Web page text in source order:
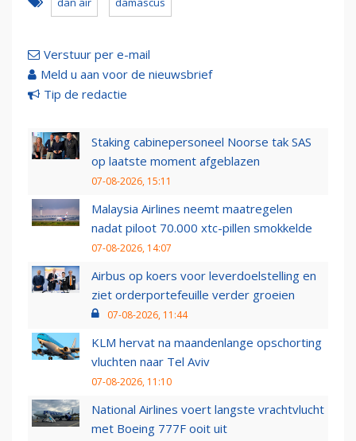
Verstuur per e-mail
Meld u aan voor de nieuwsbrief
Tip de redactie
Staking cabinepersoneel Noorse tak SAS
op laatste moment afgeblazen
07-08-2026, 15:11
Malaysia Airlines neemt maatregelen
nadat piloot 70.000 xtc-pillen smokkelde
07-08-2026, 14:07
Airbus op koers voor leverdoelstelling en
ziet orderportefeuille verder groeien
07-08-2026, 11:44
KLM hervat na maandenlange opschorting
vluchten naar Tel Aviv
07-08-2026, 11:10
National Airlines voert langste vrachtvlucht
met Boeing 777F ooit uit